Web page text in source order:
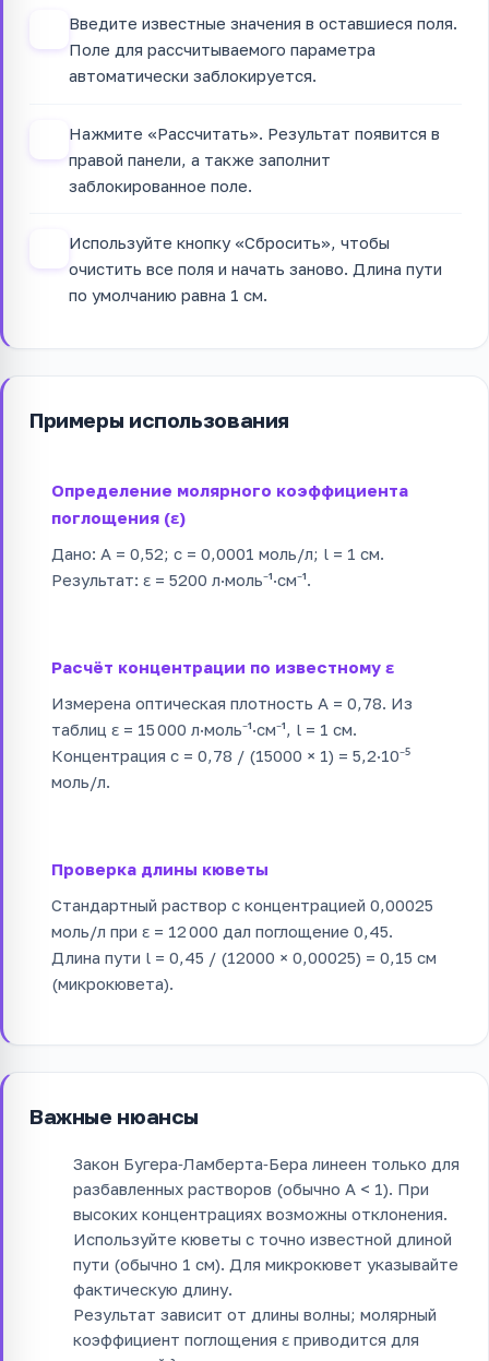
Введите известные значения в оставшиеся поля.
Поле для рассчитываемого параметра
автоматически заблокируется.
Нажмите «Рассчитать». Результат появится в
правой панели, а также заполнит
заблокированное поле.
Используйте кнопку «Сбросить», чтобы
очистить все поля и начать заново. Длина пути
по умолчанию равна 1 см.
Примеры использования
Определение молярного коэффициента
поглощения (ε)
Дано: A = 0,52; c = 0,0001 моль/л; l = 1 см.
Результат: ε = 5200 л·моль⁻¹·см⁻¹.
Расчёт концентрации по известному ε
Измерена оптическая плотность A = 0,78. Из
таблиц ε = 15 000 л·моль⁻¹·см⁻¹, l = 1 см.
Концентрация c = 0,78 / (15000 × 1) = 5,2·10⁻⁵
моль/л.
Проверка длины кюветы
Стандартный раствор с концентрацией 0,00025
моль/л при ε = 12 000 дал поглощение 0,45.
Длина пути l = 0,45 / (12000 × 0,00025) = 0,15 см
(микрокювета).
Важные нюансы
Закон Бугера‑Ламберта‑Бера линеен только для
разбавленных растворов (обычно A < 1). При
высоких концентрациях возможны отклонения.
Используйте кюветы с точно известной длиной
пути (обычно 1 см). Для микрокювет указывайте
фактическую длину.
Результат зависит от длины волны; молярный
коэффициент поглощения ε приводится для